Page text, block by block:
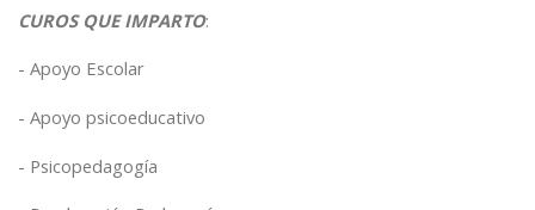
CUROS QUE IMPARTO:
- Apoyo Escolar
- Apoyo psicoeducativo
- Psicopedagogía